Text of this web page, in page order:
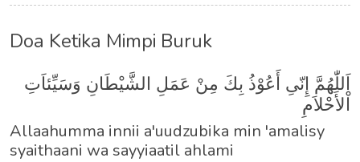
Doa Ketika Mimpi Buruk
اَللّٰهُمَّ إِنّىِ أَعُوْذُ بِكَ مِنْ عَمَلِ الشَّيْطَانِ وَسَيِّئاَتِ
اْلأَحْلاَمِ
Allaahumma innii a'uudzubika min 'amalisy
syaithaani wa sayyiaatil ahlami